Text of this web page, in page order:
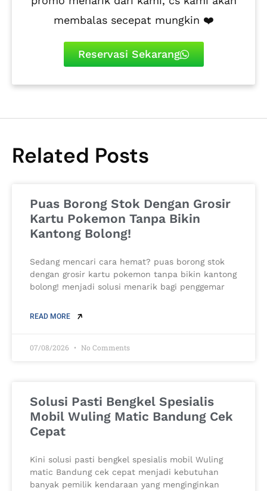
membalas secepat mungkin ❤️
Reservasi Sekarang
Related Posts
Puas Borong Stok Dengan Grosir
Kartu Pokemon Tanpa Bikin
Kantong Bolong!
Sedang mencari cara hemat? puas borong stok
dengan grosir kartu pokemon tanpa bikin kantong
bolong! menjadi solusi menarik bagi penggemar
READ MORE
07/08/2026 No Comments
Solusi Pasti Bengkel Spesialis
Mobil Wuling Matic Bandung Cek
Cepat
Kini solusi pasti bengkel spesialis mobil Wuling
matic Bandung cek cepat menjadi kebutuhan
banyak pemilik kendaraan yang menginginkan